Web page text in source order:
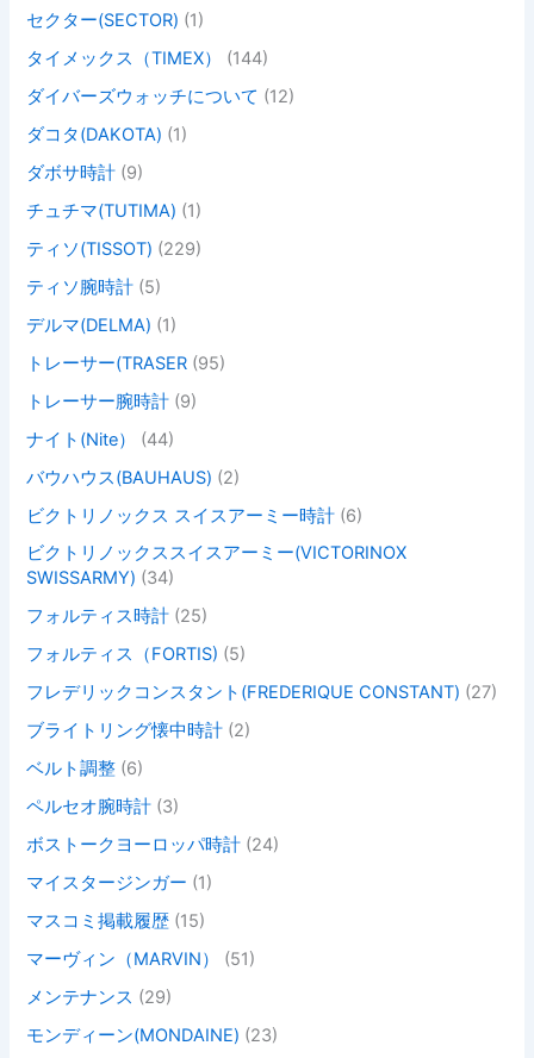
セクター(SECTOR) (1)
タイメックス（TIMEX）
(144)
ダイバーズウォッチについて (12)
ダコタ(DAKOTA) (1)
ダボサ時計 (9)
チュチマ(TUTIMA) (1)
ティソ(TISSOT) (229)
ティソ腕時計 (5)
デルマ(DELMA) (1)
トレーサー(TRASER (95)
トレーサー腕時計 (9)
ナイト(Nite）
(44)
バウハウス(BAUHAUS) (2)
ビクトリノックス スイスアーミー時計 (6)
ビクトリノックススイスアーミー(VICTORINOX
SWISSARMY) (34)
フォルティス時計 (25)
フォルティス（FORTIS) (5)
フレデリックコンスタント(FREDERIQUE CONSTANT) (27)
ブライトリング懐中時計 (2)
ベルト調整 (6)
ペルセオ腕時計 (3)
ボストークヨーロッパ時計 (24)
マイスタージンガー (1)
マスコミ掲載履歴 (15)
マーヴィン（MARVIN）
(51)
メンテナンス (29)
モンディーン(MONDAINE) (23)